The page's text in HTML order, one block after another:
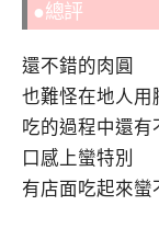
●總評
還不錯的肉圓
也難怪在地人用
吃的過程中還有
口感上蠻特別
有店面吃起來蠻